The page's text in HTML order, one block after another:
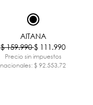
AITANA
$ 159.990$ 111.990
Precio sin impuestos
nacionales: $ 92.553,72